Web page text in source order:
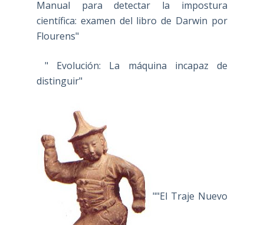
Manual para detectar la impostura
científica: examen del libro de Darwin por
Flourens"
" Evolución: La máquina incapaz de
distinguir"
""El Traje Nuevo